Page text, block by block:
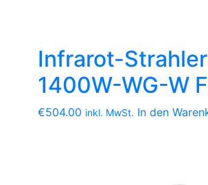
Infrarot-
1400W-WG-W
€504.00 inkl. MwSt. In den